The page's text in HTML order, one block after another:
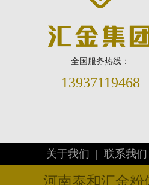
全国服务热线：
13937119468
关于我们 | 联系我
河南泰和汇金粉